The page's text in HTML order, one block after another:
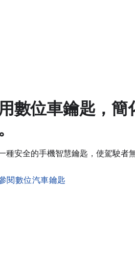
數位車鑰匙，簡
種安全的手機智慧鑰匙，使駕駛者
閱數位汽車鑰匙